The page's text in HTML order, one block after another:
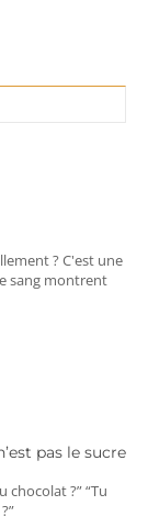
? C'est une
sang montrent
pas le sucre
chocolat ?” “Tu